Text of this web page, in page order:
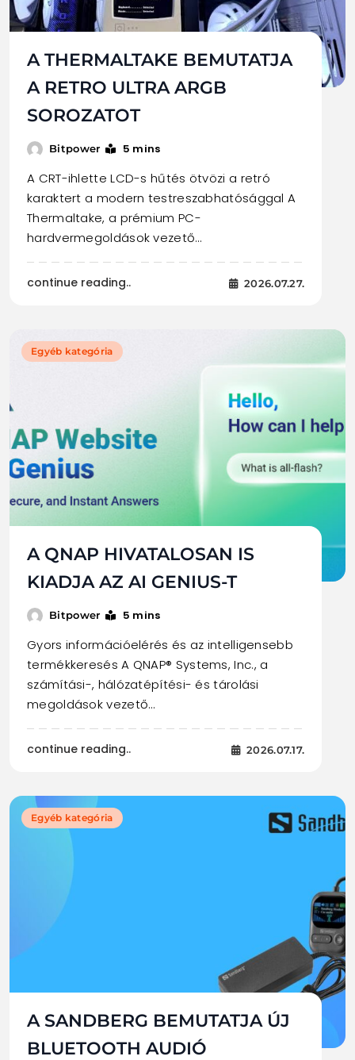
A THERMALTAKE BEMUTATJA
A RETRO ULTRA ARGB
SOROZATOT
Bitpower 5 mins
A CRT-ihlette LCD-s hűtés ötvözi a retró
karaktert a modern testreszabhatósággal A
Thermaltake, a prémium PC-
hardvermegoldások vezető…
continue reading.. 2026.07.27.
Egyéb kategória
A QNAP HIVATALOSAN IS
KIADJA AZ AI GENIUS-T
Bitpower 5 mins
Gyors információelérés és az intelligensebb
termékkeresés A QNAP® Systems, Inc., a
számítási-, hálózatépítési- és tárolási
megoldások vezető…
continue reading.. 2026.07.17.
Egyéb kategória
A SANDBERG BEMUTATJA ÚJ
BLUETOOTH AUDIÓ